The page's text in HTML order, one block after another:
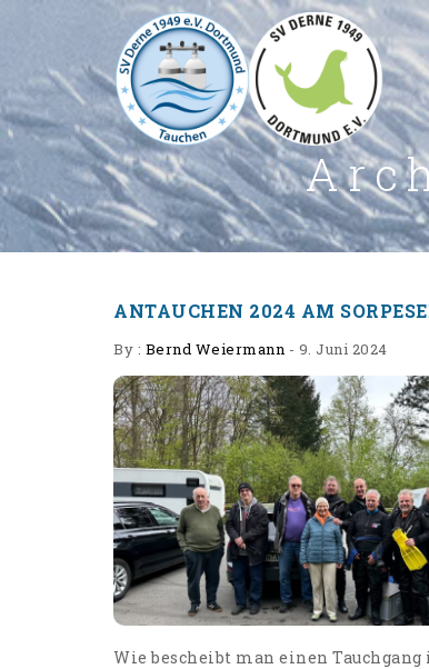
ANTAUCHEN 2024 AM
By : Bernd Weiermann - 9. Juni 2024
Wie bescheibt man einen Tauchgang